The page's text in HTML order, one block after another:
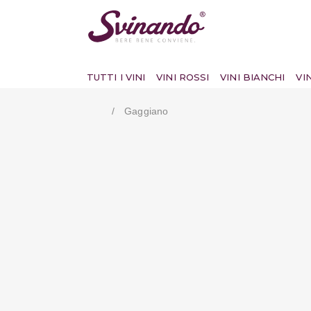
TUTTI I VINI VINI ROSSI VINI BIANCHI
Gaggiano